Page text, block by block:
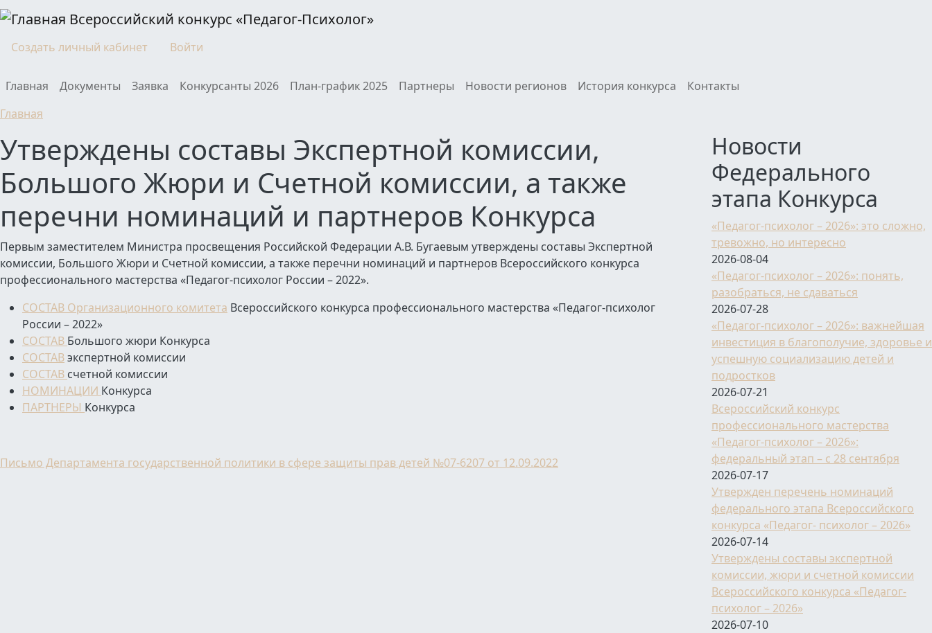
Перейти к основному содержанию
Всероссийский конкурс «Педагог-Психолог»
Моя учетная запись
Создать личный кабинет Войти
Main navigation
Главная Документы Заявка Конкурсанты 2026 План-график 2025 Партнеры Новости регионов История конкурса
Контакты
Главная
Утверждены составы Экспертной комиссии,
Большого Жюри и Счетной комиссии, а также
перечни номинаций и партнеров Конкурса
Первым заместителем Министра просвещения Российской Федерации А.В. Бугаевым утверждены составы Экспертной
комиссии, Большого Жюри и Счетной комиссии, а также перечни номинаций и партнеров Всероссийского конкурса
профессионального мастерства «Педагог-психолог России – 2022».
СОСТАВ Организационного комитета Всероссийского конкурса профессионального мастерства «Педагог-психолог
России – 2022»
СОСТАВ Большого жюри Конкурса
СОСТАВэкспертной комиссии
СОСТАВ счетной комиссии
НОМИНАЦИИ Конкурса
ПАРТНЕРЫ Конкурса
Письмо Департамента государственной политики в сфере защиты прав детей №07-6207 от 12.09.2022
Новости
Федерального
этапа Конкурса
«Педагог-психолог – 2026»: это сложно,
тревожно, но интересно
2026-08-04
«Педагог-психолог – 2026»: понять,
разобраться, не сдаваться
2026-07-28
«Педагог-психолог – 2026»: важнейшая
инвестиция в благополучие, здоровье и
успешную социализацию детей и
подростков
2026-07-21
Всероссийский конкурс
профессионального мастерства
«Педагог-психолог – 2026»:
федеральный этап – с 28 сентября
2026-07-17
Утвержден перечень номинаций
федерального этапа Всероссийского
конкурса «Педагог- психолог – 2026»
2026-07-14
Утверждены составы экспертной
комиссии, жюри и счетной комиссии
Всероссийского конкурса «Педагог-
психолог – 2026»
2026-07-10